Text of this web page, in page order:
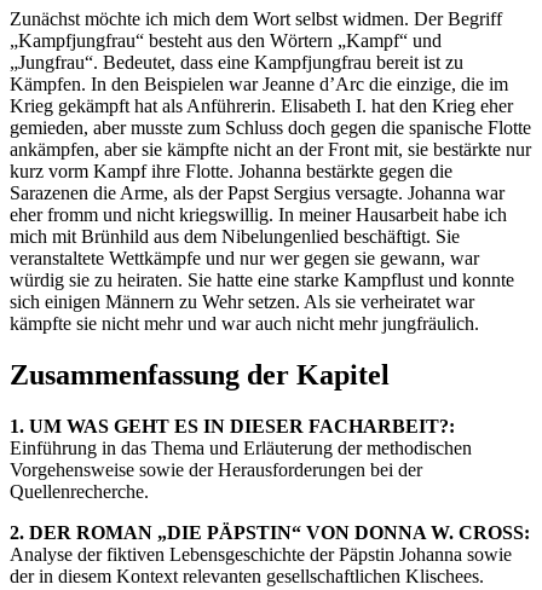
Zunächst möchte ich mich dem Wort selbst widmen. Der Begriff
„Kampfjungfrau“ besteht aus den Wörtern „Kampf“ und
„Jungfrau“. Bedeutet, dass eine Kampfjungfrau bereit ist zu
Kämpfen. In den Beispielen war Jeanne d’Arc die einzige, die im
Krieg gekämpft hat als Anführerin. Elisabeth I. hat den Krieg eher
gemieden, aber musste zum Schluss doch gegen die spanische Flotte
ankämpfen, aber sie kämpfte nicht an der Front mit, sie bestärkte nur
kurz vorm Kampf ihre Flotte. Johanna bestärkte gegen die
Sarazenen die Arme, als der Papst Sergius versagte. Johanna war
eher fromm und nicht kriegswillig. In meiner Hausarbeit habe ich
mich mit Brünhild aus dem Nibelungenlied beschäftigt. Sie
veranstaltete Wettkämpfe und nur wer gegen sie gewann, war
würdig sie zu heiraten. Sie hatte eine starke Kampflust und konnte
sich einigen Männern zu Wehr setzen. Als sie verheiratet war
kämpfte sie nicht mehr und war auch nicht mehr jungfräulich.
Zusammenfassung der Kapitel
1. UM WAS GEHT ES IN DIESER FACHARBEIT?:
Einführung in das Thema und Erläuterung der methodischen
Vorgehensweise sowie der Herausforderungen bei der
Quellenrecherche.
2. DER ROMAN „DIE PÄPSTIN“ VON DONNA W. CROSS:
Analyse der fiktiven Lebensgeschichte der Päpstin Johanna sowie
der in diesem Kontext relevanten gesellschaftlichen Klischees.